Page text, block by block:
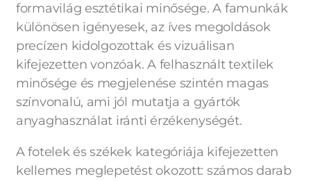
formavilág esztétikai minősége. A famunkák
különösen igényesek, az íves megoldások
precízen kidolgozottak és vizuálisan
kifejezetten vonzóak. A felhasznált textilek
minősége és megjelenése szintén magas
színvonalú, ami jól mutatja a gyártók
anyaghasználat iránti érzékenységét.
A fotelek és székek kategóriája kifejezetten
kellemes meglepetést okozott: számos darab